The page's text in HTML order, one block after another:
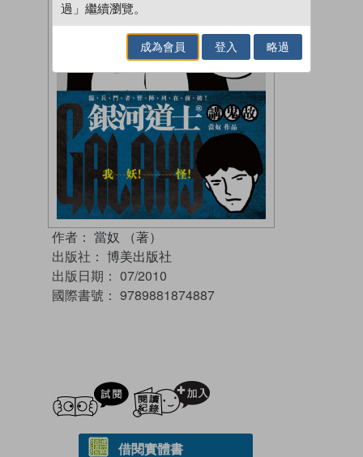
作者： 當奴 （著）
出版社： 博美出版社
出版日期： 07/2010
國際書號： 9789881874887
試閲
借閱實體書
過」繼續瀏覽。
成為會員 登入 略過